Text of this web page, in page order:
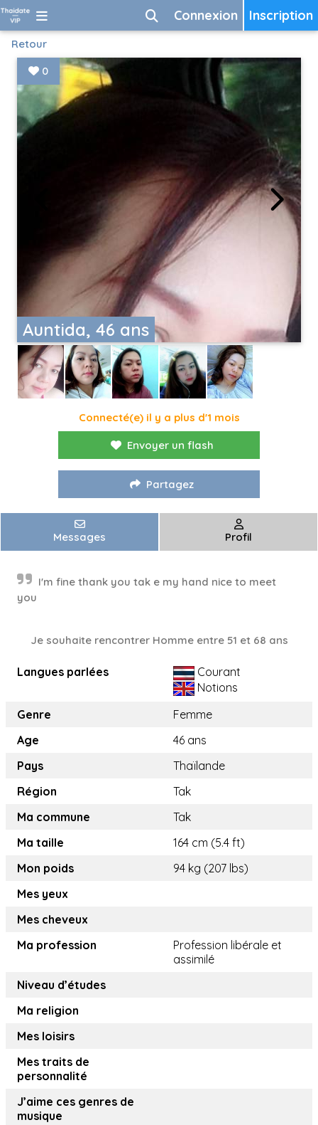
Inscription
Connexion
Retour
Auntida, 46 ans
0
Connecté(e) il y a plus d'1 mois
Envoyer un flash
Partagez
Messages Profil
I'm fine thank you tak e my hand nice to meet
you
Je souhaite rencontrer Homme entre 51 et 68 ans
Langues parlées
Courant
Notions
Genre
Femme
Age
46 ans
Pays
Thaïlande
Région
Tak
Ma commune
Tak
Ma taille
164 cm (5.4 ft)
Mon poids
94 kg (207 lbs)
Mes yeux
Mes cheveux
Ma profession
Profession libérale et
assimilé
Niveau d’études
Ma religion
Mes loisirs
Mes traits de
personnalité
J’aime ces genres de
musique